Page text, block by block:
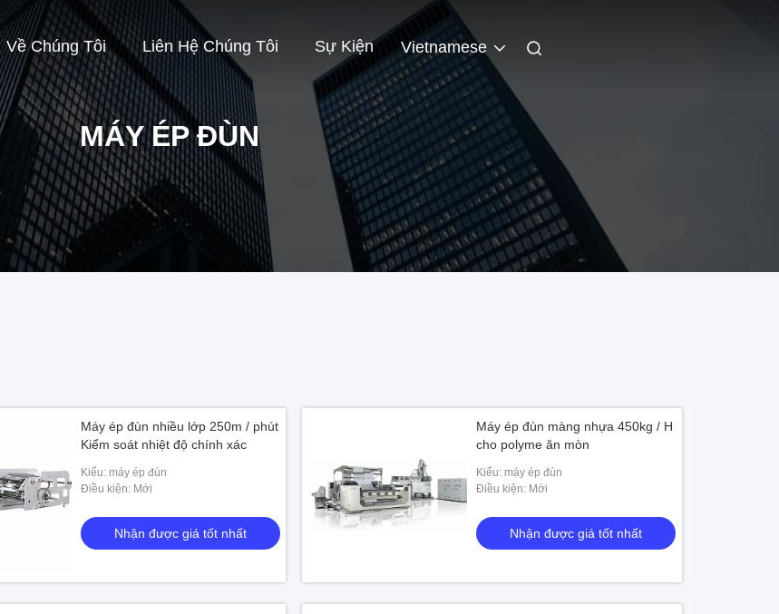
Về Chúng Tôi Liên Hệ Chúng Tôi Sự Kiện Vietnamese
MÁY ÉP ĐÙN
Máy ép đùn nhiều lớp 250m / phút
Kiểm soát nhiệt độ chính xác
Kiểu: máy ép đùn
Điều kiện: Mới
Nhận được giá tốt nhất
Máy ép đùn màng nhựa 450kg / H
cho polyme ăn mòn
Kiểu: máy ép đùn
Điều kiện: Mới
Nhận được giá tốt nhất